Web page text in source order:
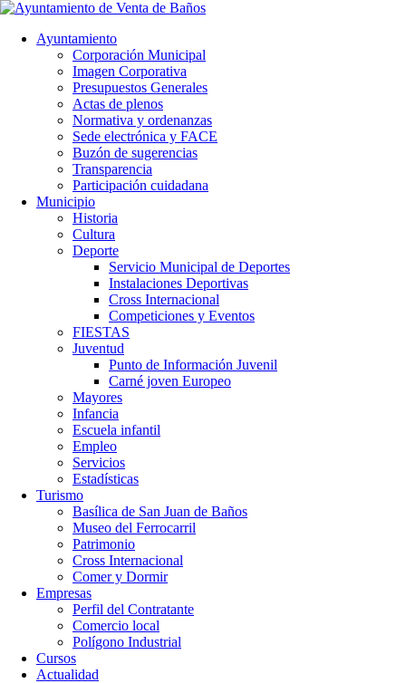
Ayuntamiento
Corporación Municipal
Imagen Corporativa
Presupuestos Generales
Actas de plenos
Normativa y ordenanzas
Sede electrónica y FACE
Buzón de sugerencias
Transparencia
Participación cuidadana
Municipio
Historia
Cultura
Deporte
Servicio Municipal de Deportes
Instalaciones Deportivas
Cross Internacional
Competiciones y Eventos
FIESTAS
Juventud
Punto de Información Juvenil
Carné joven Europeo
Mayores
Infancia
Escuela infantil
Empleo
Servicios
Estadísticas
Turismo
Basílica de San Juan de Baños
Museo del Ferrocarril
Patrimonio
Cross Internacional
Comer y Dormir
Empresas
Perfil del Contratante
Comercio local
Polígono Industrial
Cursos
Actualidad